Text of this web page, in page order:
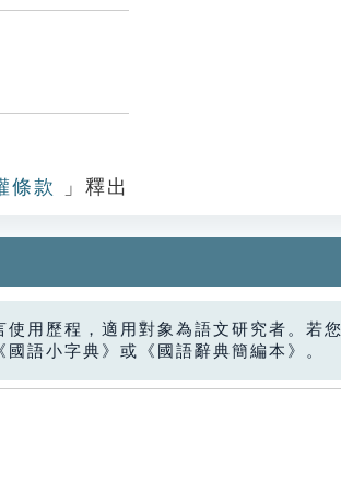
條款 」釋出
使用歷程，適用對象為語文研究者。若
語小字典》或《國語辭典簡編本》。